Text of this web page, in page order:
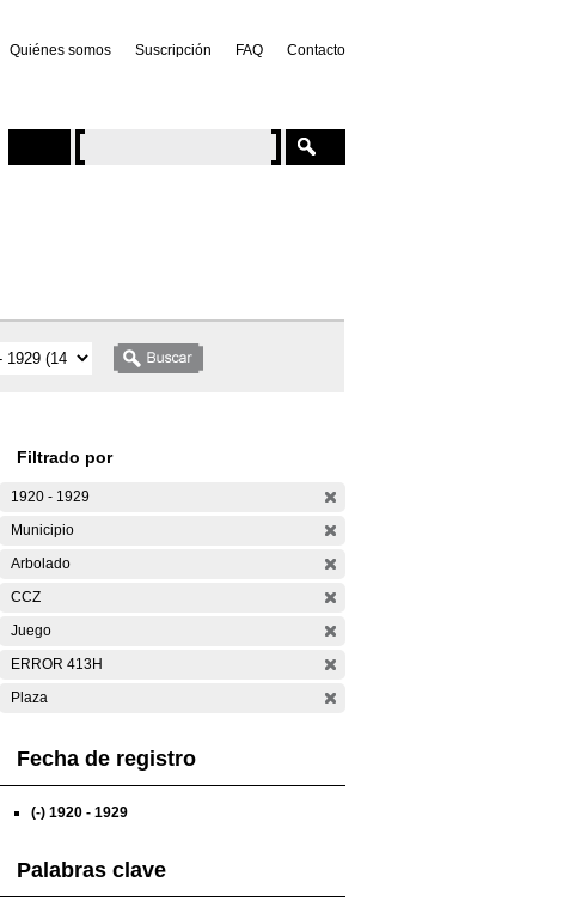
Quiénes somos Suscripción FAQ Contacto
Filtrado por
1920 - 1929
Municipio
Arbolado
CCZ
Juego
ERROR 413H
Plaza
Fecha de registro
(-) 1920 - 1929
Palabras clave